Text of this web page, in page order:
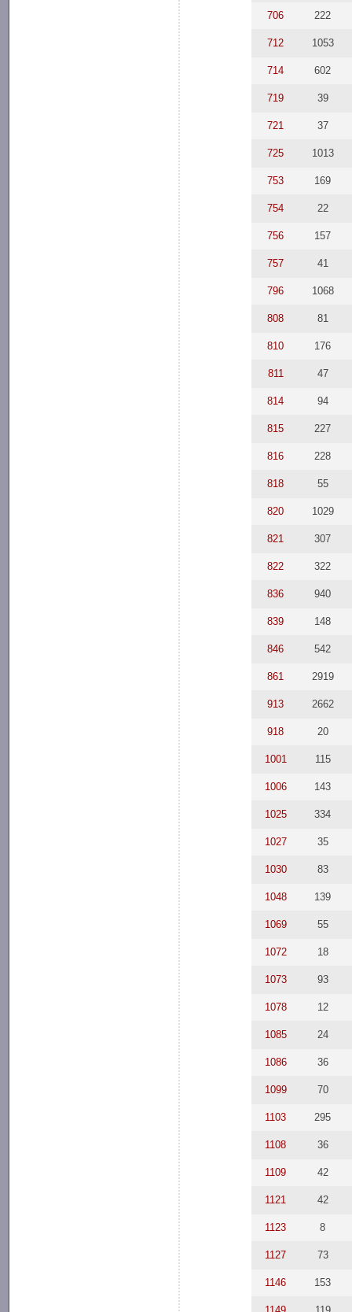
706 222
712 1053
714 602
719 39
721 37
725 1013
753 169
754 22
756 157
757 41
796 1068
808 81
810 176
811 47
814 94
815 227
816 228
818 55
820 1029
821 307
822 322
836 940
839 148
846 542
861 2919
913 2662
918 20
1001 115
1006 143
1025 334
1027 35
1030 83
1048 139
1069 55
1072 18
1073 93
1078 12
1085 24
1086 36
1099 70
1103 295
1108 36
1109 42
1121 42
1123 8
1127 73
1146 153